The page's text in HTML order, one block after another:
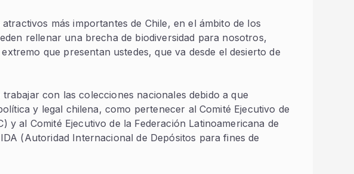
más importantes de Chile, en el ámbito de los
rellenar una brecha de biodiversidad para nosotros,
que presentan ustedes, que va desde el desierto de
con las colecciones nacionales debido a que
y legal chilena, como pertenecer al Comité Ejecutivo de
y al Comité Ejecutivo de la Federación Latinoamericana de
(Autoridad Internacional de Depósitos para fines de